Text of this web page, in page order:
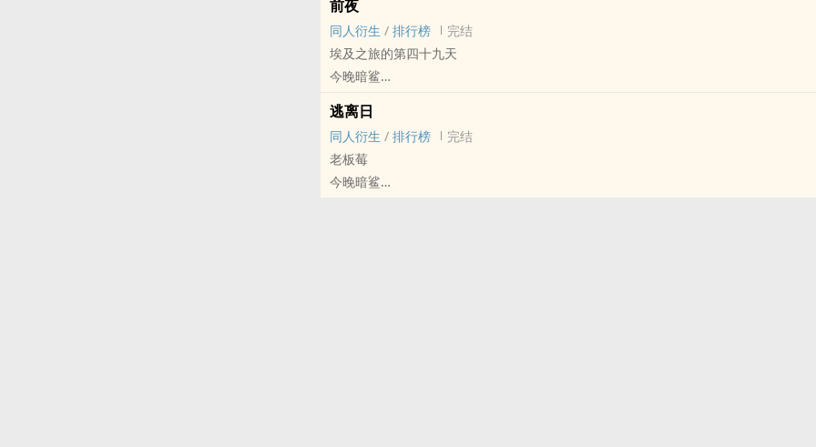
短篇 - 完结
前夜
同人衍生 / 排行榜
完结
埃及之旅的第四十九天
今晚暗鲨
JOJO[JOJO的奇妙冒险] - 花承[花京院典明/空条承太郎] 同人衍生 - 动漫同人
BL - 短篇 - 完结 - 第一人称
逃离日
同人衍生 / 排行榜
完结
老板莓
今晚暗鲨